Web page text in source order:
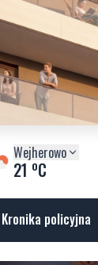
Wejherowo
21 oC
Kronika policyjna